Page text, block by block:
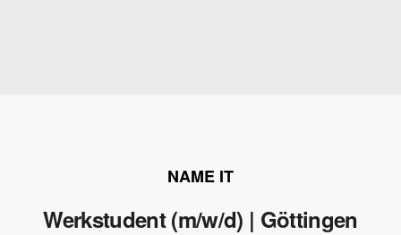
NAME IT
Werkstudent (m/w/d) | Göttingen